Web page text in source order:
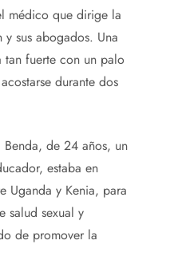
médico que dirige la
sus abogados. Una
fuerte con un palo
durante dos
de 24 años, un
estaba en
Uganda y Kenia, para
salud sexual y
de promover la